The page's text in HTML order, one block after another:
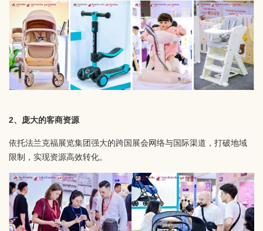
2、庞大的客商资源
依托法兰克福展览集团强大的跨国展会网络与国际渠道，打破地域
限制，实现资源高效转化。